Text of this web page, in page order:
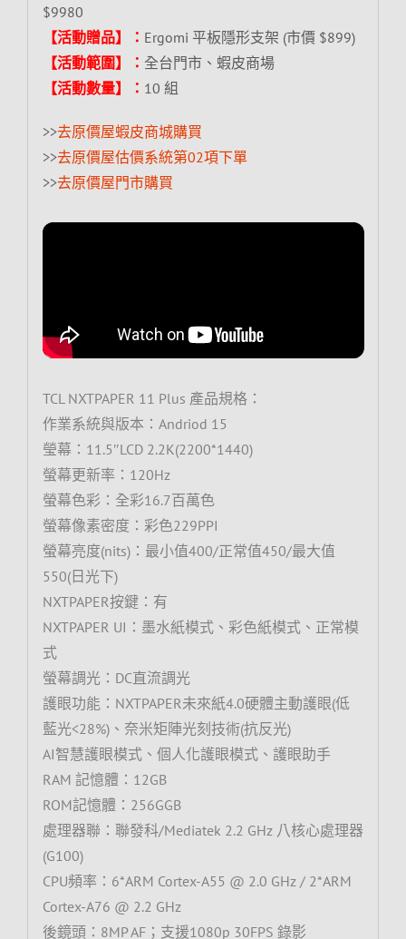
$9980
【活動贈品】： Ergomi 平板隱形支架 (市價 $899)
【活動範圍】： 全台門市、蝦皮商場
【活動數量】： 10 組
>>去原價屋蝦皮商城購買
>>去原價屋估價系統第02項下單
>>去原價屋門市購買
TCL NXTPAPER 11 Plus 產品規格：
作業系統與版本：Andriod 15
瑩幕：11.5″LCD 2.2K(2200*1440)
螢幕更新率：120Hz
螢幕色彩：全彩16.7百萬色
螢幕像素密度：彩色229PPI
螢幕亮度(nits)：最小值400/正常值450/最大值
550(日光下)
NXTPAPER按鍵：有
NXTPAPER UI：墨水紙模式、彩色紙模式、正常模
式
螢幕調光：DC直流調光
護眼功能：NXTPAPER未來紙4.0硬體主動護眼(低
藍光<28%)、奈米矩陣光刻技術(抗反光)
AI智慧護眼模式、個人化護眼模式、護眼助手
RAM 記憶體：12GB
ROM記憶體：256GGB
處理器聯：聯發科/Mediatek 2.2 GHz 八核心處理器
(G100)
CPU頻率：6*ARM Cortex-A55 @ 2.0 GHz / 2*ARM
Cortex-A76 @ 2.2 GHz
後鏡頭：8MP AF；支援1080p 30FPS 錄影